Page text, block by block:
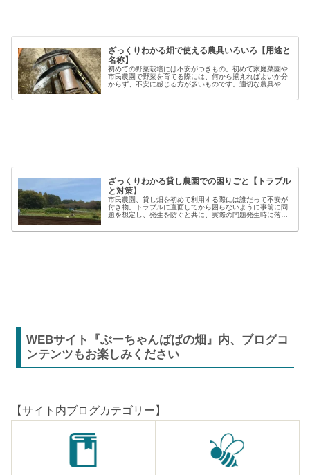
ざっくりわかる畑で使える農具いろいろ【用途と
名称】
初めての野菜栽培には不安がつきもの。初めて家庭菜園や
市民農園で野菜を育てる際には、何から揃えればよいか分
からず、不安に感じる方が多いものです。適切な農具や資
しますが、種類も多く、初心者には...
ざっくりわかる貸し農園での困りごと【トラブル
と対策】
市民農園、貸し畑を初めて利用する際には誰だって不安が
付き物。トラブルに直面してから困らないように事前に問
題を想定し、発生を防ぐと共に、実際の問題発生時に落ち
【困った】と【トラブル】困りごとト...
WEBサイト『ぶーちゃんばばの畑』内、ブログコ
ンテンツもお楽しみください
【サイト内ブログカテゴリー】